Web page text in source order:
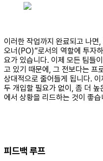
이러한 작업까지 완료되고 나면
오너(PO)”로서의 역할에 투자
요가 있습니다. 이제 모든 팀들
고 있기 때문에, 그 전보다는 프
상대적으로 줄어들게 됩니다.
두 개입할 필요가 없이, 좀 더
에서 상황을 리드하는 것이 좋습
피드백 루프